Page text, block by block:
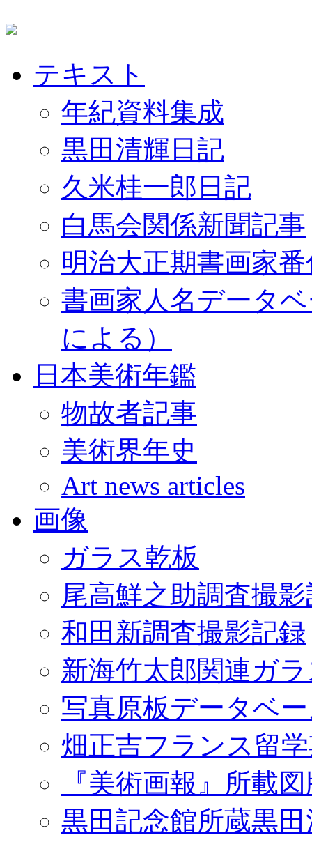
テキスト
年紀資料集成
黒田清輝日記
久米桂一郎日記
白馬会関係新聞記事
明治大正期書画家
書画家人名データ
による）
日本美術年鑑
物故者記事
美術界年史
Art news articles
画像
ガラス乾板
尾高鮮之助調査撮
和田新調査撮影記録
新海竹太郎関連ガ
写真原板データベ
畑正吉フランス留
『美術画報』所載
黒田記念館所蔵黒